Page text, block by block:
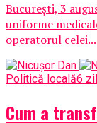
București, 3
uniforme
operatorul celei...
Politică locală6
Cum a